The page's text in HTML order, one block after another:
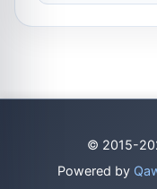
© 2015-2026
Powered by